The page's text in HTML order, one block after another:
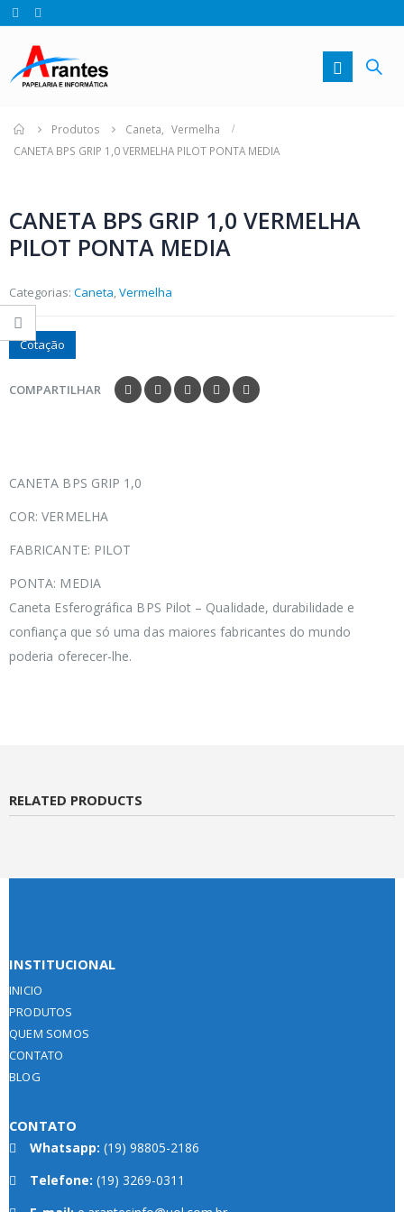
Produtos Caneta
Vermelha
CANETA BPS GRIP 1,0 VERMELHA PILOT PONTA MEDIA
CANETA BPS GRIP 1,0 VERMELHA
PILOT PONTA MEDIA
Categorias: Caneta,Vermelha
Cotação
COMPARTILHAR
CANETA BPS GRIP 1,0
COR: VERMELHA
FABRICANTE: PILOT
PONTA: MEDIA
Caneta Esferográfica BPS Pilot – Qualidade, durabilidade e
confiança que só uma das maiores fabricantes do mundo
poderia oferecer-lhe.
RELATED PRODUCTS
INSTITUCIONAL
INICIO
PRODUTOS
QUEM SOMOS
CONTATO
BLOG
CONTATO
Whatsapp: (19) 98805-2186
Telefone: (19) 3269-0311